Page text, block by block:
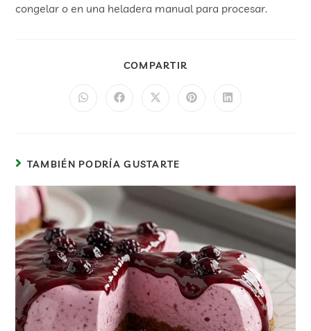
congelar o en una heladera manual para procesar.
COMPARTIR
TAMBIÉN PODRÍA GUSTARTE